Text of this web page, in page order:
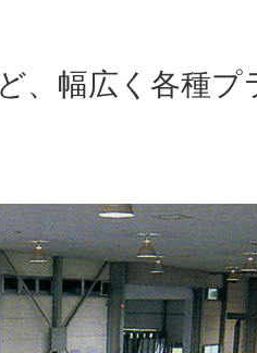
、幅広く各種